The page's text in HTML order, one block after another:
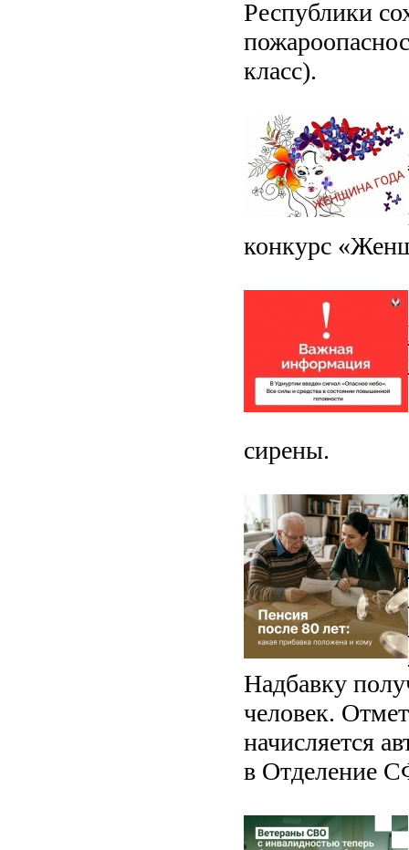
Республики
класс).
конкурс
сирены.
Надбавку
человек.
начисляется
в Отделение